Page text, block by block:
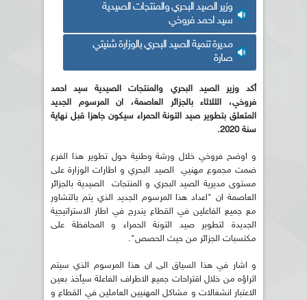
وزير الصيد البحري والمنتجات الصيدية
سيد احمد فروخي
مديرة تنمية الصيد البحري بالوزارة شنيتي
صارة
أكد وزير الصيد البحري والمنتجات الصيدية سيد احمد
فروخي، الثلاثاء بالجزائر العاصمة، ان المرسوم الجديد
المتعلق بتطوير صيد التونة الحمراء سيكون جاهزا قبل نهاية
سنة 2020.
و اوضح فروخي خلال ورشة وطنية حول تطوير هذا الفرع
ضمت مجموع مهنيي الصيد البحري و اطارات الوزارة على
مستوى مديرية الصيد البحري و المنتجات الصيدية بالجزائر
العاصمة ان "اعداد هذا المرسوم الجديد الذي يتم بالتشاور
مع جميع الفاعلين في القطاع يندرج في اطار الاستراتيجية
الجديدة لتطوير صيد التونة الحمراء و المحافظة على
مكتسبات الجزائر من حيث الحصص".
و اشار في هذا السياق الى ان هذا المرسوم الذي سيتم
اثراؤه من خلال اقتراحات جميع الاطراف الفاعلة سيأخذ بعين
الاعتبار انشغالات و مشاكل المهنيين العاملين في القطاع و